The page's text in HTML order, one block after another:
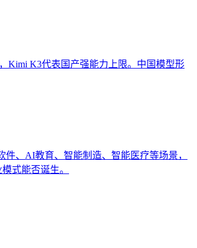
Kimi K3代表国产强能力上限。中国模型形
、AI教育、智能制造、智能医疗等场景，
式能否诞生。